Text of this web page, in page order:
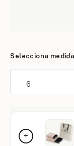
Selecciona